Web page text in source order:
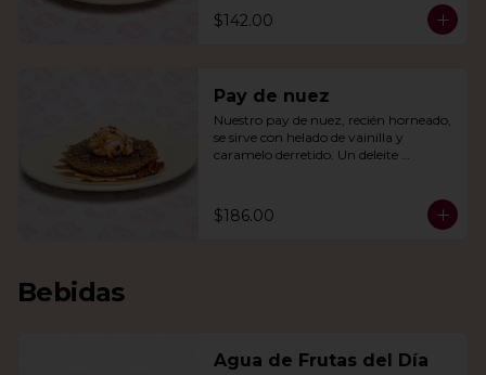
$142.00
Pay de nuez
Nuestro pay de nuez, recién horneado,
se sirve con helado de vainilla y
caramelo derretido. Un deleite
$186.00
Bebidas
Agua de Frutas del Día